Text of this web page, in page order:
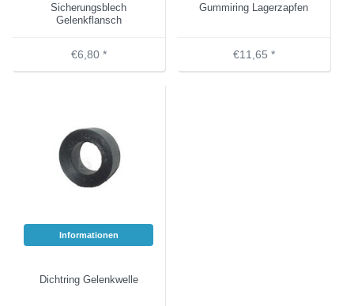
Sicherungsblech
Gelenkflansch
€6,80 *
Gummiring Lagerzapfen
€11,65 *
Informationen
Dichtring Gelenkwelle